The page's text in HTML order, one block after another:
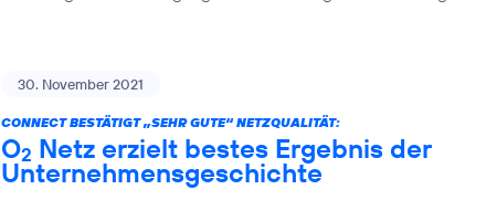
30. November 2021
CONNECT BESTÄTIGT „SEHR GUTE“ NETZQUALITÄT:
O2 Netz erzielt bestes Ergebnis der
Unternehmensgeschichte